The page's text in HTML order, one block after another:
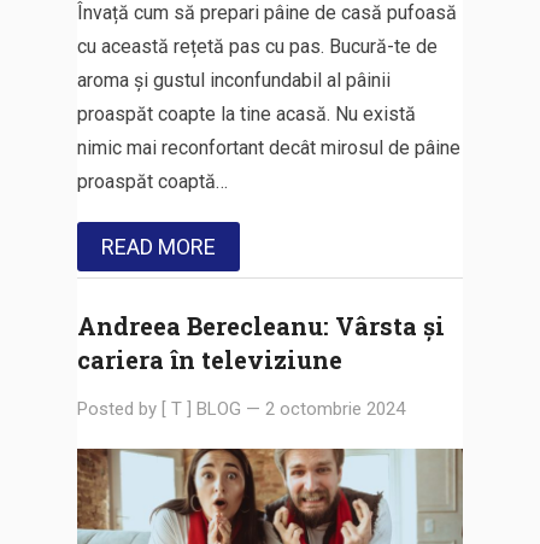
Învață cum să prepari pâine de casă pufoasă
cu această rețetă pas cu pas. Bucură-te de
aroma și gustul inconfundabil al pâinii
proaspăt coapte la tine acasă. Nu există
nimic mai reconfortant decât mirosul de pâine
proaspăt coaptă…
READ MORE
Andreea Berecleanu: Vârsta și
cariera în televiziune
Posted by [ T ] BLOG — 2 octombrie 2024